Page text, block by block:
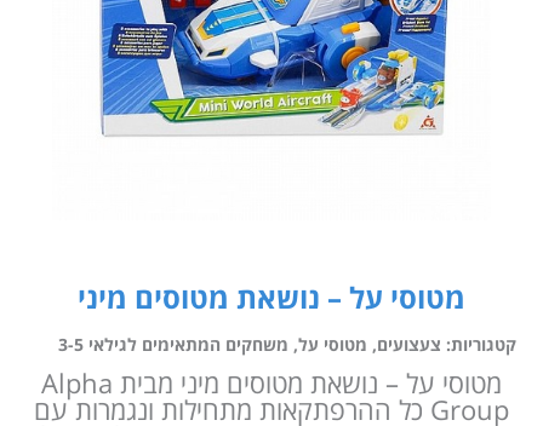
מטוסי על – נושאת מטוסים מיני
קטגוריות: צעצועים, מטוסי על, משחקים המתאימים לגילאי 3-5
מטוסי על – נושאת מטוסים מיני מבית Alpha
Group כל ההרפתקאות מתחילות ונגמרות עם